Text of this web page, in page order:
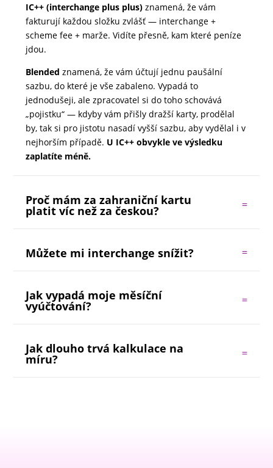
IC++ (interchange plus plus) znamená, že vám
fakturují každou složku zvlášť — interchange +
scheme fee + marže. Vidíte přesně, kam které peníze
jdou.
Blended znamená, že vám účtují jednu paušální
sazbu, do které je vše zabaleno. Vypadá to
jednodušeji, ale zpracovatel si do toho schovává
„pojistku“ — kdyby vám přišly dražší karty, prodělal
by, tak si pro jistotu nasadí vyšší sazbu, aby vydělal i v
nejhorším případě. U IC++ obvykle ve výsledku
zaplatíte méně.
Proč mám za zahraniční kartu
platit víc než za českou?
Můžete mi interchange snížit?
Jak vypadá moje měsíční
vyúčtování?
Jak dlouho trvá kalkulace na
míru?